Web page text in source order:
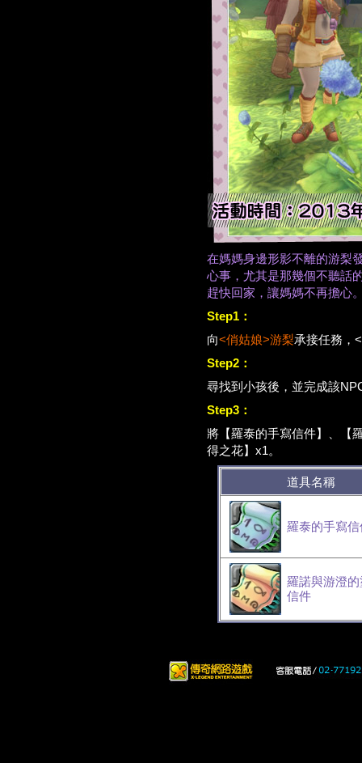
在媽媽身邊形影不離的游梨
心事，尤其是那幾個不聽話
趕快回家，讓媽媽不再擔心
Step1：
向<俏姑娘>游梨承接任務，
Step2：
尋找到小孩後，並完成該
Step3：
將【羅泰的手寫信件】、【
得之花】x1。
道具名稱
羅泰的手寫信
羅諾與游澄
信件